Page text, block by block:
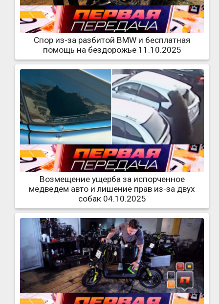
Спор из-за разбитой BMW и бесплатная
помощь на бездорожье 11.10.2025
Возмещение ущерба за испорченное
медведем авто и лишение прав из-за двух
собак 04.10.2025